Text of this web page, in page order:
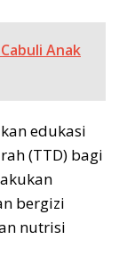
Anak
edukasi
(TTD) bagi
bergizi
nutrisi